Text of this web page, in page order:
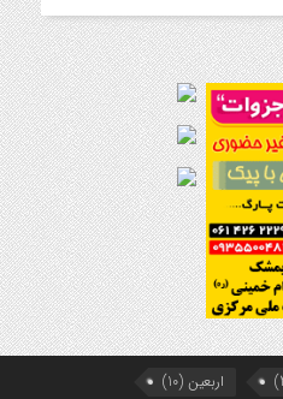
فرهنگی مردمی نغمه های عشق
عرصه‌ هیئت کشور
اربعین (10)